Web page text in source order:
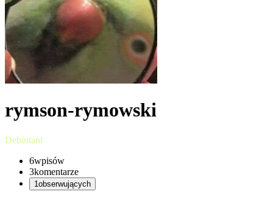
rymson-rymowski
Debiutant
6wpisów
3komentarze
1 obserwujących